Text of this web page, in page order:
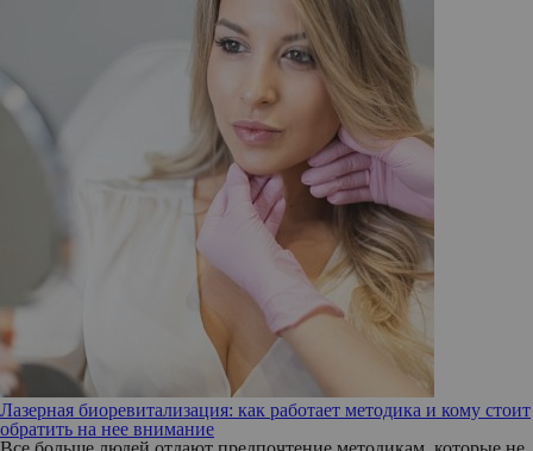
Лазерная биоревитализация: как работает методика и кому стоит
обратить на нее внимание